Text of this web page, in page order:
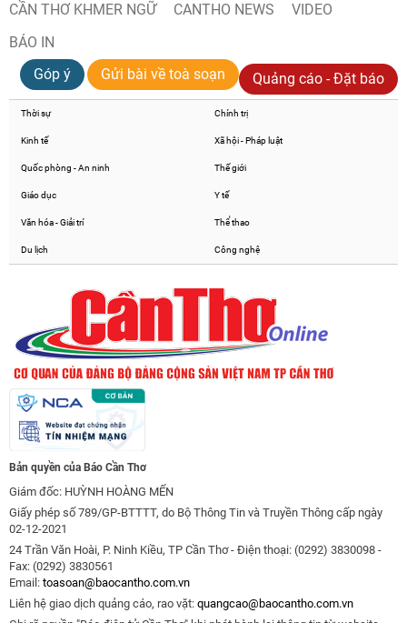
CẦN THƠ KHMER NGỮ CANTHO NEWS
VIDEO
BÁO IN
Góp ý
Gửi bài về toà soạn Quảng cáo - Đặt báo
Thời sự Chính trị
Kinh tế Xã hội - Pháp luật
Quốc phòng - An ninh Thế giới
Giáo dục Y tế
Văn hóa - Giải trí Thể thao
Du lịch Công nghệ
Bản quyền của Báo Cần Thơ
Giám đốc: HUỲNH HOÀNG MẾN
Giấy phép số 789/GP-BTTTT, do Bộ Thông Tin và Truyền Thông cấp ngày
02-12-2021
24 Trần Văn Hoài, P. Ninh Kiều, TP Cần Thơ - Điện thoại: (0292) 3830098 -
Fax: (0292) 3830561
Email: toasoan@baocantho.com.vn
Liên hệ giao dịch quảng cáo, rao vặt: quangcao@baocantho.com.vn